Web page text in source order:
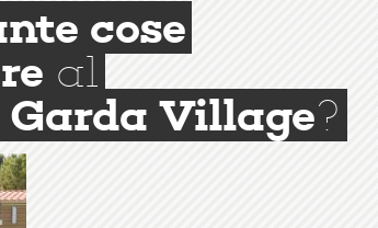
cose
al
Garda Village?